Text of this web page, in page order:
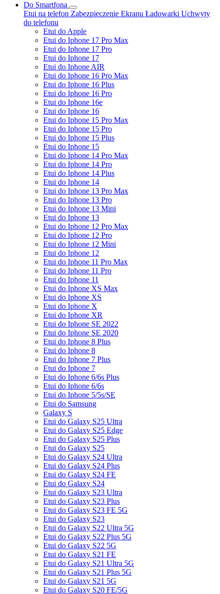
Do Smartfona
Etui na telefon Zabezpieczenie Ekranu Ładowarki Uchwyty
do telefonu
Etui do Apple
Etui do Iphone 17 Pro Max
Etui do Iphone 17 Pro
Etui do Iphone 17
Etui do Iphone AIR
Etui do Iphone 16 Pro Max
Etui do Iphone 16 Plus
Etui do Iphone 16 Pro
Etui do Iphone 16e
Etui do Iphone 16
Etui do Iphone 15 Pro Max
Etui do Iphone 15 Pro
Etui do Iphone 15 Plus
Etui do Iphone 15
Etui do Iphone 14 Pro Max
Etui do Iphone 14 Pro
Etui do Iphone 14 Plus
Etui do Iphone 14
Etui do Iphone 13 Pro Max
Etui do Iphone 13 Pro
Etui do Iphone 13 Mini
Etui do Iphone 13
Etui do Iphone 12 Pro Max
Etui do Iphone 12 Pro
Etui do Iphone 12 Mini
Etui do Iphone 12
Etui do Iphone 11 Pro Max
Etui do Iphone 11 Pro
Etui do Iphone 11
Etui do Iphone XS Max
Etui do Iphone XS
Etui do Iphone X
Etui do Iphone XR
Etui do Iphone SE 2022
Etui do Iphone SE 2020
Etui do Iphone 8 Plus
Etui do Iphone 8
Etui do Iphone 7 Plus
Etui do Iphone 7
Etui do Iphone 6/6s Plus
Etui do Iphone 6/6s
Etui do Iphone 5/5s/SE
Etui do Samsung
Galaxy S
Etui do Galaxy S25 Ultra
Etui do Galaxy S25 Edge
Etui do Galaxy S25 Plus
Etui do Galaxy S25
Etui do Galaxy S24 Ultra
Etui do Galaxy S24 Plus
Etui do Galaxy S24 FE
Etui do Galaxy S24
Etui do Galaxy S23 Ultra
Etui do Galaxy S23 Plus
Etui do Galaxy S23 FE 5G
Etui do Galaxy S23
Etui do Galaxy S22 Ultra 5G
Etui do Galaxy S22 Plus 5G
Etui do Galaxy S22 5G
Etui do Galaxy S21 FE
Etui do Galaxy S21 Ultra 5G
Etui do Galaxy S21 Plus 5G
Etui do Galaxy S21 5G
Etui do Galaxy S20 FE/5G